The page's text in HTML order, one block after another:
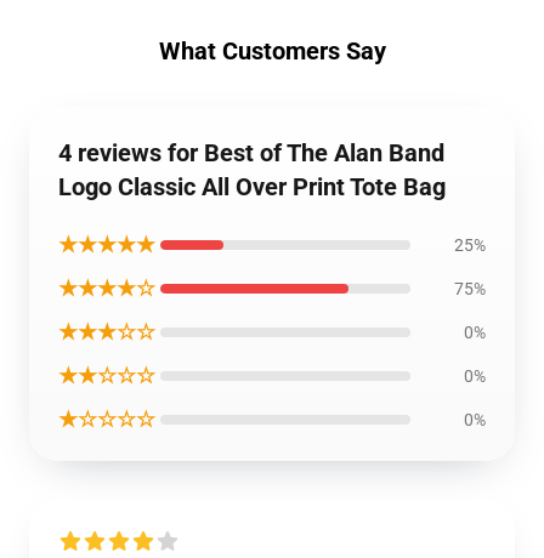
What Customers Say
4 reviews for Best of The Alan Band
Logo Classic All Over Print Tote Bag
★★★★★ 25%
★★★★☆ 75%
★★★☆☆ 0%
★★☆☆☆ 0%
★☆☆☆☆ 0%